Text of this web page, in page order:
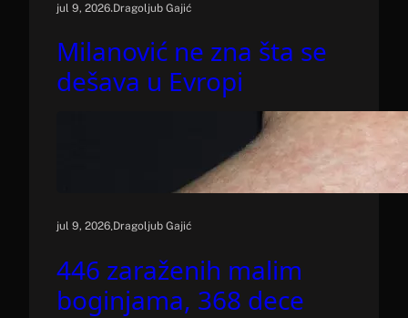
jul 9, 2026.Dragoljub Gajić
Milanović ne zna šta se
dešava u Evropi
jul 9, 2026.Dragoljub Gajić
446 zaraženih malim
boginjama, 368 dece